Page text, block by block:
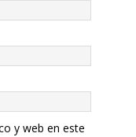
y web en este